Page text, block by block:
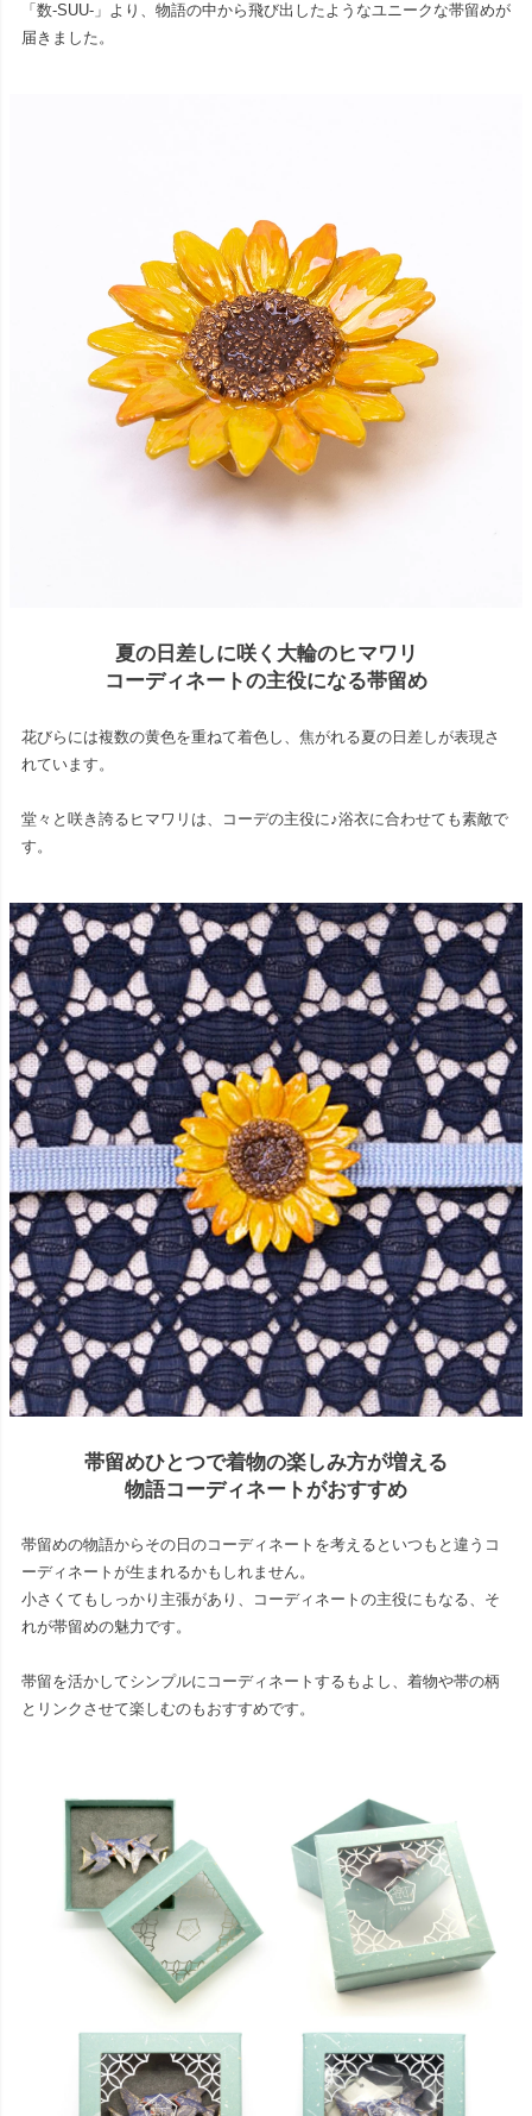
「数-SUU-」より、物語の中から飛び出したようなユニークな帯留めが
届きました。
夏の日差しに咲く大輪のヒマワリ
コーディネートの主役になる帯留め
花びらには複数の黄色を重ねて着色し、焦がれる夏の日差しが表現さ
れています。
堂々と咲き誇るヒマワリは、コーデの主役に♪浴衣に合わせても素敵で
す。
帯留めひとつで着物の楽しみ方が増える
物語コーディネートがおすすめ
帯留めの物語からその日のコーディネートを考えるといつもと違うコ
ーディネートが生まれるかもしれません。
小さくてもしっかり主張があり、コーディネートの主役にもなる、そ
れが帯留めの魅力です。
帯留を活かしてシンプルにコーディネートするもよし、着物や帯の柄
とリンクさせて楽しむのもおすすめです。